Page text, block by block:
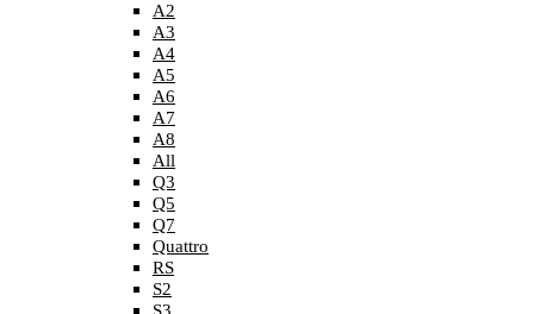
A2
A3
A4
A5
A6
A7
A8
All
Q3
Q5
Q7
Quattro
RS
S2